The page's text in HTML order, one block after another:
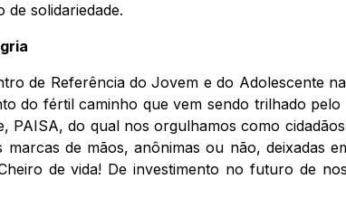
solidariedade.
de Referência do Jovem e do Adolescente
do fértil caminho que vem sendo trilhado
PAISA, do qual nos orgulhamos como
marcas de mãos, anônimas ou não, deixadas
de vida! De investimento no futuro de